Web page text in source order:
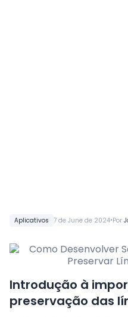
Aplicativos 7 de June de 2024•Por
Introdução à
preservação das